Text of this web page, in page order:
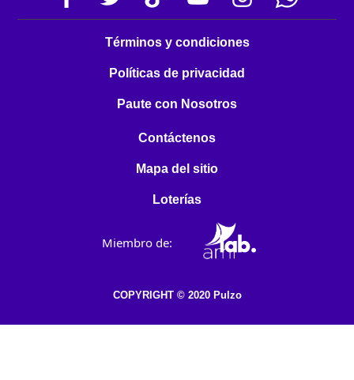
Términos y condiciones
Políticas de privacidad
Paute con Nosotros
Contáctenos
Mapa del sitio
Loterías
Miembro de:
COPYRIGHT © 2020 Pulzo